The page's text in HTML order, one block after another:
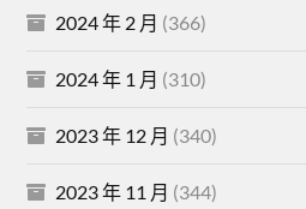
2024 年 2 月 (366)
2024 年 1 月 (310)
2023 年 12 月 (340)
2023 年 11 月 (344)